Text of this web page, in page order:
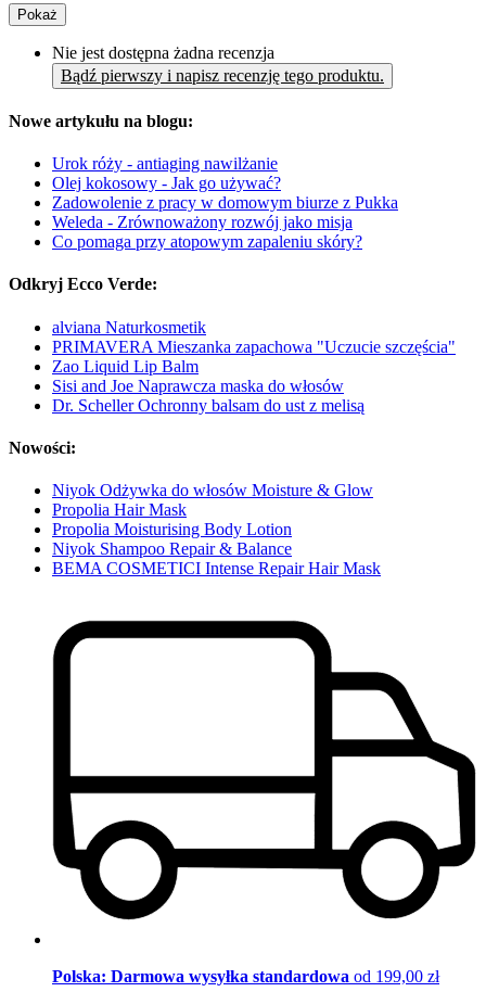
Pokaż
Nie jest dostępna żadna recenzja
Bądź pierwszy i napisz recenzję tego produktu.
Nowe artykułu na blogu:
Urok róży - antiaging nawilżanie
Olej kokosowy - Jak go używać?
Zadowolenie z pracy w domowym biurze z Pukka
Weleda - Zrównoważony rozwój jako misja
Co pomaga przy atopowym zapaleniu skóry?
Odkryj Ecco Verde:
alviana Naturkosmetik
PRIMAVERA Mieszanka zapachowa "Uczucie szczęścia"
Zao Liquid Lip Balm
Sisi and Joe Naprawcza maska do włosów
Dr. Scheller Ochronny balsam do ust z melisą
Nowości:
Niyok Odżywka do włosów Moisture & Glow
Propolia Hair Mask
Propolia Moisturising Body Lotion
Niyok Shampoo Repair & Balance
BEMA COSMETICI Intense Repair Hair Mask
Polska: Darmowa wysyłka standardowa od 199,00 zł